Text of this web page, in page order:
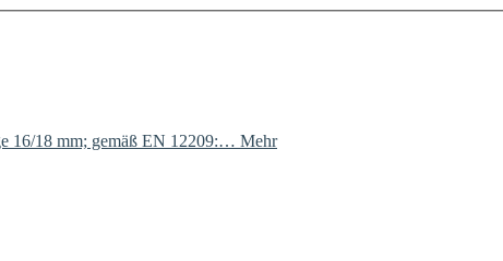
16/18 mm; gemäß EN 12209:… Mehr